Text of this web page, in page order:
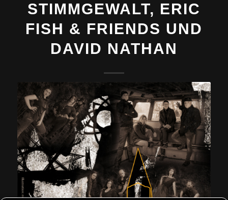
STIMMGEWALT, ERIC
FISH & FRIENDS UND
DAVID NATHAN